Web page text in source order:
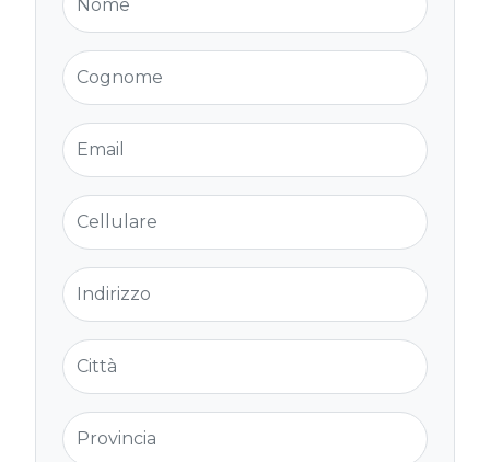
Cognome
Email
Cellulare
Indirizzo
Città
Provincia